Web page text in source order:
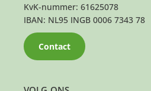
KvK-nummer: 61625078
IBAN: NL95 INGB 0006 7343 78
Contact